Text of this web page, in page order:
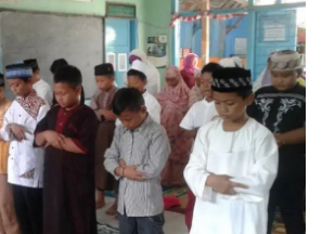
– Kegiatan pesantren kilat telah
hari di SD Negeri Maccini II Kecamatan
2017 . Diharapkan siswa dapat mengamalkam
pesantren kilat berlangsung. Hal ini […]